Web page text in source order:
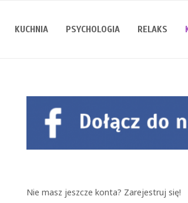
KUCHNIA PSYCHOLOGIA RELAKS
Nie masz jeszcze konta? Zarejestruj się!